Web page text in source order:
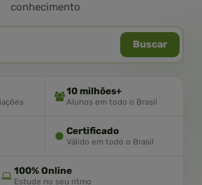
conhecimento
Buscar
10 milhões+
Alunos em todo o Brasil
Certificado
Válido em todo o Brasil
100% Online
Estude no seu ritmo